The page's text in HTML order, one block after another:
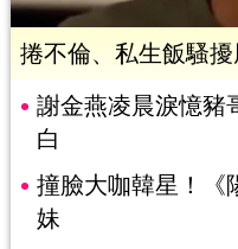
捲不倫、私生飯騷
謝金燕凌晨淚憶豬
白
撞臉大咖韓星！《
妹